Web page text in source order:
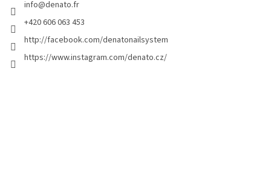
info@denato.fr
+420 606 063 453
http://facebook.com/denatonailsystem
https://www.instagram.com/denato.cz/